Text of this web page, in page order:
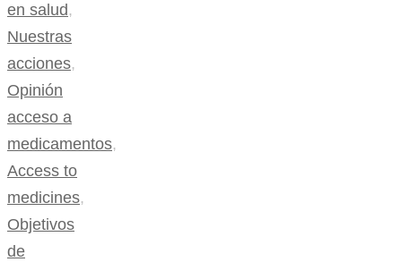
en salud ,
Nuestras
acciones,
Opinión
acceso a
medicamentos,
Access to
medicines,
Objetivos
de